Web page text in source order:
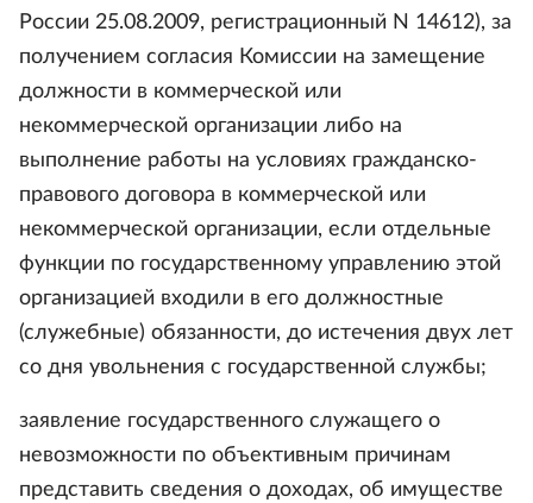
России 25.08.2009, регистрационный N 14612), за
получением согласия Комиссии на замещение
должности в коммерческой или
некоммерческой организации либо на
выполнение работы на условиях гражданско-
правового договора в коммерческой или
некоммерческой организации, если отдельные
функции по государственному управлению этой
организацией входили в его должностные
(служебные) обязанности, до истечения двух лет
со дня увольнения с государственной службы;
заявление государственного служащего о
невозможности по объективным причинам
представить сведения о доходах, об имуществе